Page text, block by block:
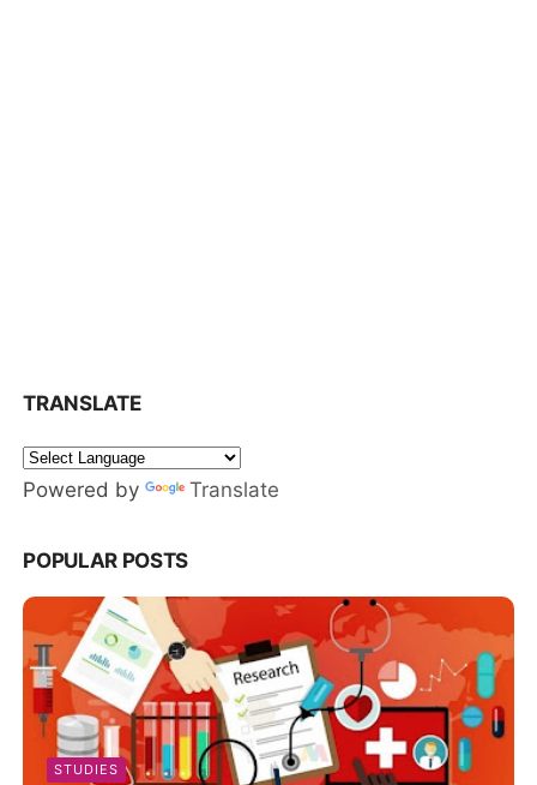
TRANSLATE
Powered by Translate
POPULAR POSTS
STUDIES